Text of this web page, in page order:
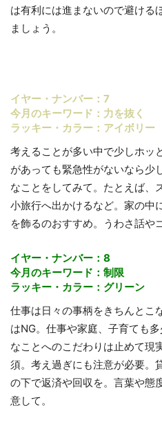
は有利には進まないので避ける
ましょう。
イヤー・ナンバー：7
今月のキーワード：力を抜く
ラッキー・カラー：アイボリー
考えることが多い中で少しホッ
があっても緊急性がないなら少
なことをしてみて。たとえば、
小旅行へ出かけるなど。家の中
を飾るのおすすめ。うわさ話や
イヤー・ナンバー：8
今月のキーワード：制限
ラッキー・カラー：グリーン
仕事は日々の事柄をきちんとこ
はNG。仕事や家庭、子育ても
なことへのこだわりは止めて現
須。考え過ぎにも注意が必要。
の下で返済や回収を。言葉や態
意して。